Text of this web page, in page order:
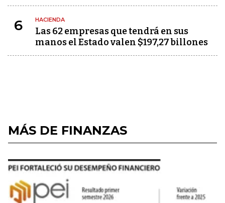
6 HACIENDA
Las 62 empresas que tendrá en sus
manos el Estado valen $197,27 billones
MÁS DE FINANZAS